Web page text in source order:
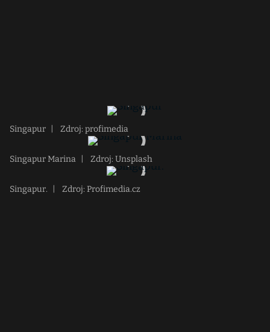
Singapur Zdroj: profimedia
Singapur Marina Zdroj: Unsplash
Singapur. Zdroj: Profimedia.cz